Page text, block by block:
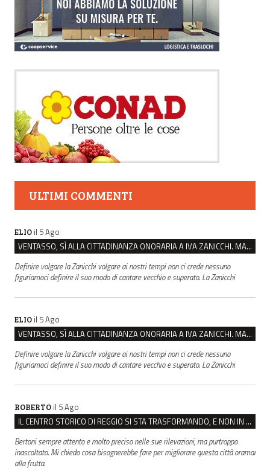
ULTIMI COMMENTI
ELIO il 5 Ago
VENTASSO, SÌ ALLA CITTADINANZA ONORARIA A IVA ZANICCHI. MA BARGIACCHI: “È DI PESSIMO GUSTO”
Definire volgare la Zanicchi volgare ai nostri tempi non ci crede nessuno
figuriamoci definire il suo modo di cantare vecchio e superato. La Zanicchi
ELIO il 5 Ago
VENTASSO, SÌ ALLA CITTADINANZA ONORARIA A IVA ZANICCHI. MA BARGIACCHI: “È DI PESSIMO GUSTO”
Definire volgare la Zanicchi volgare ai nostri tempi non ci crede nessuno
figuriamoci definire il suo modo di cantare vecchio e superato. La Zanicchi
ROBERTO il 5 Ago
IL CENTRO STORICO DI REGGIO SI STA TRASFORMANDO, E NON IN MEGLIO
Bertoni sempre attento e molto preciso nelle sue rilevazioni, ma purtroppo
inascoltato. Mi chiedo cosa bisognerebbe fare per migliorare questa città oramai
alla frutta.